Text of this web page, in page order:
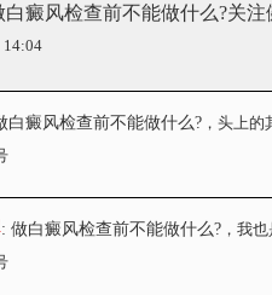
白癜风检查前不能做什么?关
14:04
白癜风检查前不能做什么?，头上的
: 做白癜风检查前不能做什么?，我也